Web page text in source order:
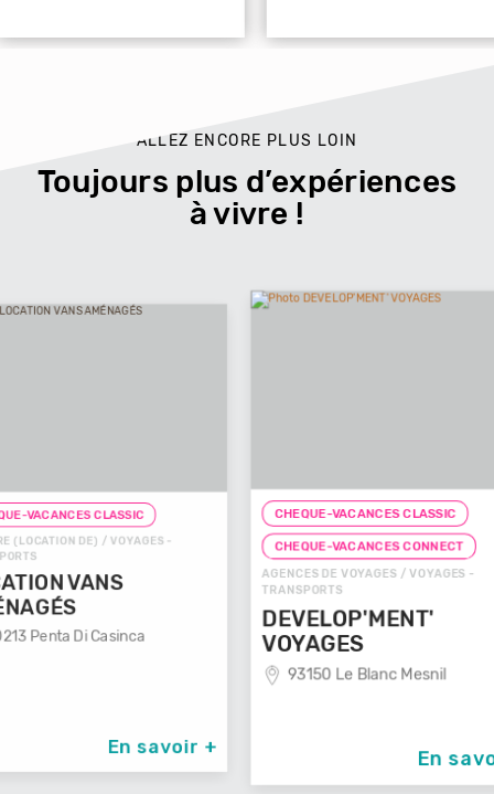
ALLEZ ENCORE PLUS LOIN
Toujours plus d’expériences
à vivre !
-
CHEQUE-VACANCES CLASSIC
CHEQUE-VACANCES CONNECT
AGENCES DE VOYAGES / VOYAGES -
TRANSPORTS
DEVELOP'MENT'
VOYAGES
93150 Le Blanc Mesnil
AGENCES